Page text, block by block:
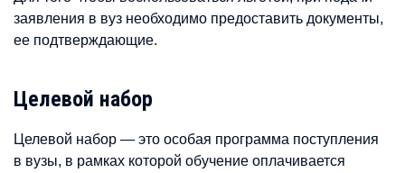
заявления в вуз необходимо предоставить документы,
ее подтверждающие.
Целевой набор
Целевой набор — это особая программа поступления
в вузы, в рамках которой обучение оплачивается